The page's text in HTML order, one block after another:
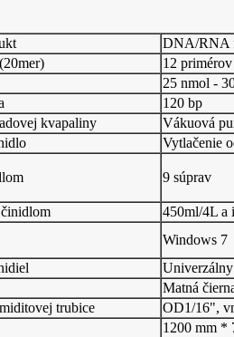
DNA/RNA
12
25 nmol -
120 bp
kvapaliny
Vákuová
Vytlačenie
9 súprav
450ml/4L a
Windows 7
Univerzálny
Matná
trubice
OD1/16",
1200 mm *